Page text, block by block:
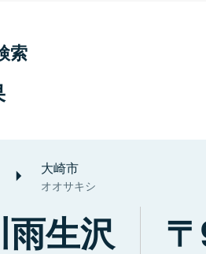
索
大崎市
オオサキシ
雨生沢